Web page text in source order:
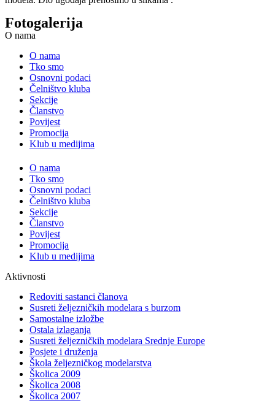
Fotogalerija
O nama
O nama
Tko smo
Osnovni podaci
Čelništvo kluba
Sekcije
Članstvo
Povijest
Promocija
Klub u medijima
O nama
Tko smo
Osnovni podaci
Čelništvo kluba
Sekcije
Članstvo
Povijest
Promocija
Klub u medijima
Aktivnosti
Redoviti sastanci članova
Susreti željezničkih modelara s burzom
Samostalne izložbe
Ostala izlaganja
Susreti željezničkih modelara Srednje Europe
Posjete i druženja
Škola željezničkog modelarstva
Školica 2009
Školica 2008
Školica 2007